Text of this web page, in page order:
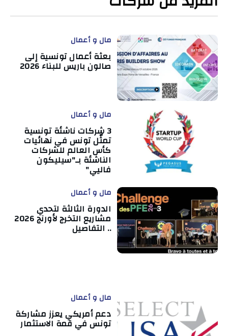
مال و أعمال
بعثة أعمال تونسية إلى
صالون باريس للبناء 2026
مال و أعمال
3 شركات ناشئة تونسية
تمثّل تونس في نهائيات
كأس العالم للشركات
الناشئة بـ"سيليكون
فاليي"
مال و أعمال
الدورة الثالثة لتحدي
مشاريع التخرج لأورنج 2026
.. التفاصيل
مال و أعمال
دعم أمريكي يعزز مشاركة
تونس في قمة الاستثمار